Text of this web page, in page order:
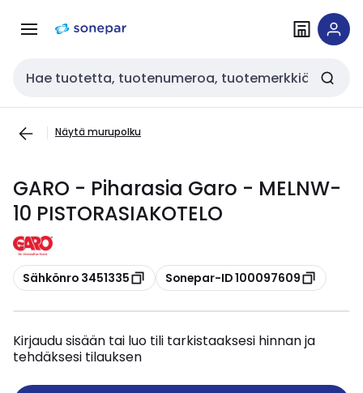
navigointiinsisältöön
Haku
Näytä murupolku
GARO - Piharasia Garo - MELNW-
10 PISTORASIAKOTELO
Kopioi
Sähkönro 3451335 Kopioi
Sonepar-ID 100097609
Kirjaudu sisään tai luo tili tarkistaaksesi hinnan ja
tehdäksesi tilauksen